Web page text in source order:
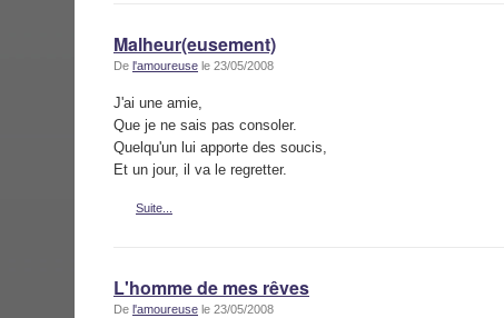
Malheur(eusement)
De l'amoureuse le 23/05/2008
J'ai une amie,
Que je ne sais pas consoler.
Quelqu'un lui apporte des soucis,
Et un jour, il va le regretter.
Suite...
L'homme de mes rêves
De l'amoureuse le 23/05/2008